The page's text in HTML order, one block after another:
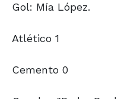
Gol: Mía López.
Atlético 1
Cemento 0